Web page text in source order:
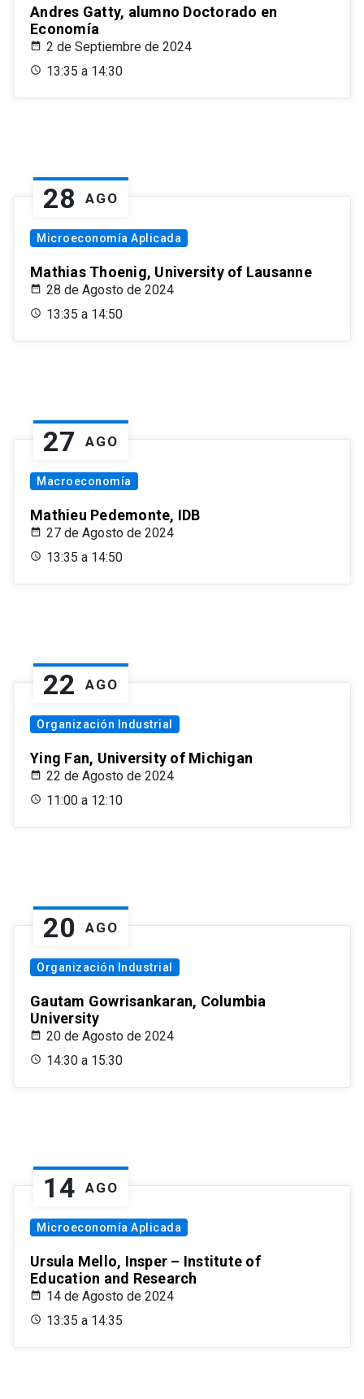
Andres Gatty, alumno Doctorado en
Economía
2 de Septiembre de 2024
13:35 a 14:30
28 AGO
Microeconomía Aplicada
Mathias Thoenig, University of Lausanne
28 de Agosto de 2024
13:35 a 14:50
27 AGO
Macroeconomía
Mathieu Pedemonte, IDB
27 de Agosto de 2024
13:35 a 14:50
22 AGO
Organización Industrial
Ying Fan, University of Michigan
22 de Agosto de 2024
11:00 a 12:10
20 AGO
Organización Industrial
Gautam Gowrisankaran, Columbia
University
20 de Agosto de 2024
14:30 a 15:30
14 AGO
Microeconomía Aplicada
Ursula Mello, Insper – Institute of
Education and Research
14 de Agosto de 2024
13:35 a 14:35